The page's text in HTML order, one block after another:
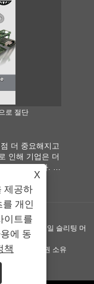
로 절단
더 중요해지고
인해 기업은 더
해야 합니다. 기
성을 추구하는
합하지 않습니
가공 장비로 등
LTD.， - 코일 슬리팅 머
된 금속 - 판권 소유
X
제공하
를 개인
이트를
에 동
책